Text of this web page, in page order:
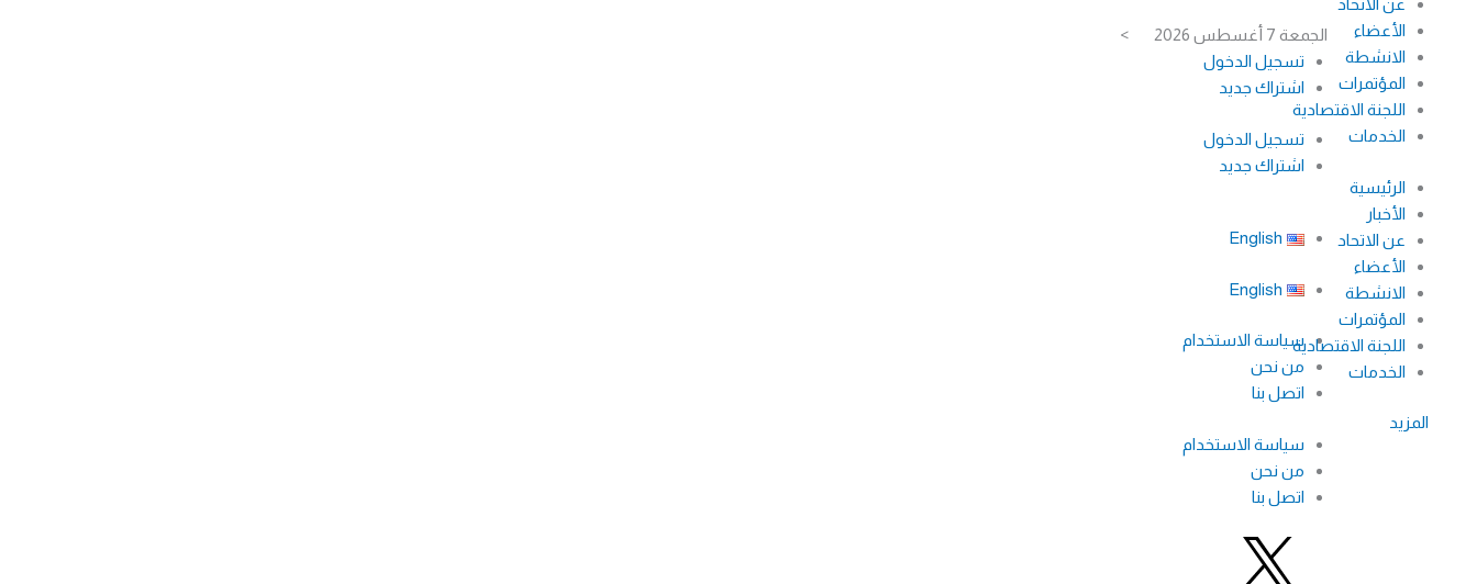
الجمعة 7 أغسطس 2026
>
تسجيل الدخول
اشتراك جديد
تسجيل الدخول
اشتراك جديد
English
English
سياسة الاستخدام
من نحن
اتصل بنا
سياسة الاستخدام
من نحن
اتصل بنا
عن الاتحاد
الأعضاء
الانشطة
المؤتمرات
اللجنة الاقتصادية
الخدمات
الرئيسية
الأخبار
عن الاتحاد
الأعضاء
الانشطة
المؤتمرات
اللجنة الاقتصادية
الخدمات
المزيد